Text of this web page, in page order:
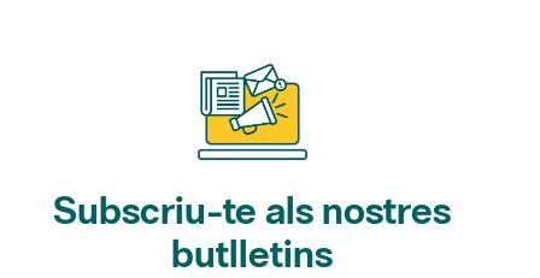
Subscriu-te als nostres
butlletins
Gaudim als Parcs (activitats)